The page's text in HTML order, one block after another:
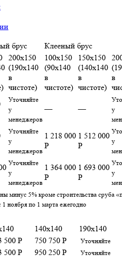
брус
Клееный брус
200х150
(190х140
в
чистоте)
100х150
(90х140
в
чистоте)
150х150
(140х140
в
чистоте)
в
Уточняйте
у
менеджеров
— —
у
Уточняйте
у
менеджеров
1 218 000
Р
1 512 000
Р
у
Уточняйте
у
менеджеров
1 364 000
Р
1 693 000
Р
у
минус 5% кроме строительства сруба
1 ноября по 1 марта ежегодно
140x140
190x140
500 Р 750 750 Р Уточняйте
500 Р 950 250 Р Уточняйте